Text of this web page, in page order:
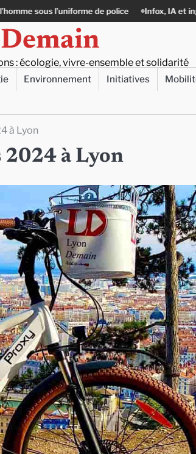
de police Infox, IA et ingérences : le
: écologie, vivre-ensemble et solidarité
Environnement Initiatives
à Lyon
2024 à Lyon